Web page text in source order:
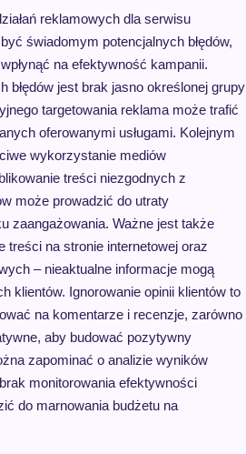
reklamowych dla serwisu
świadomym potencjalnych błędów,
na efektywność kampanii.
błędów jest brak jasno określonej grupy
targetowania reklama może trafić
oferowanymi usługami. Kolejnym
wykorzystanie mediów
treści niezgodnych z
może prowadzić do utraty
zaangażowania. Ważne jest także
treści na stronie internetowej oraz
– nieaktualne informacje mogą
klientów. Ignorowanie opinii klientów to
na komentarze i recenzje, zarówno
aby budować pozytywny
zapominać o analizie wyników
monitorowania efektywności
do marnowania budżetu na